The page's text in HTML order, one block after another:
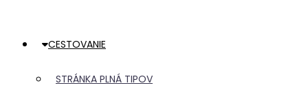
CESTOVANIE
STRÁNKA PLNÁ TIPOV